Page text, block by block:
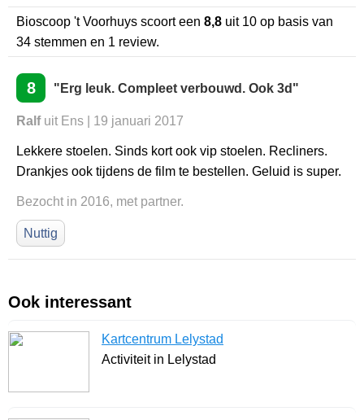
Bioscoop 't Voorhuys scoort een 8,8 uit 10 op basis van
34 stemmen en 1 review.
8 "Erg leuk. Compleet verbouwd. Ook 3d"
Ralfuit Ens | 19 januari 2017
Lekkere stoelen. Sinds kort ook vip stoelen. Recliners.
Drankjes ook tijdens de film te bestellen. Geluid is super.
Bezocht in 2016, met partner.
Nuttig
Ook interessant
Kartcentrum Lelystad
Activiteit in Lelystad